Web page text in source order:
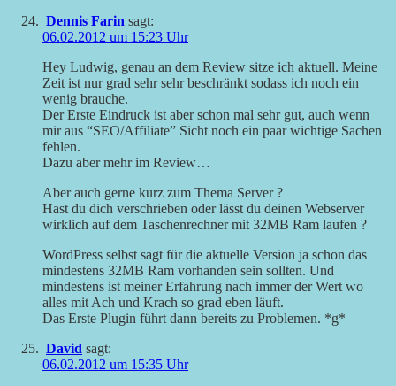
Dennis Farin sagt:
06.02.2012 um 15:23 Uhr
Hey Ludwig, genau an dem Review sitze ich aktuell. Meine
Zeit ist nur grad sehr sehr beschränkt sodass ich noch ein
wenig brauche.
Der Erste Eindruck ist aber schon mal sehr gut, auch wenn
mir aus “SEO/Affiliate” Sicht noch ein paar wichtige Sachen
fehlen.
Dazu aber mehr im Review…
Aber auch gerne kurz zum Thema Server ?
Hast du dich verschrieben oder lässt du deinen Webserver
wirklich auf dem Taschenrechner mit 32MB Ram laufen ?
WordPress selbst sagt für die aktuelle Version ja schon das
mindestens 32MB Ram vorhanden sein sollten. Und
mindestens ist meiner Erfahrung nach immer der Wert wo
alles mit Ach und Krach so grad eben läuft.
Das Erste Plugin führt dann bereits zu Problemen. *g*
David sagt:
06.02.2012 um 15:35 Uhr